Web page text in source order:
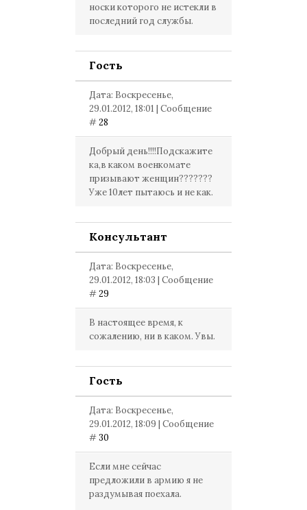
носки которого не истекли в
последний год службы.
Гость
Дата: Воскресенье,
29.01.2012, 18:01 | Сообщение
#28
Добрый день!!!!Подскажите
ка,в каком военкомате
призывают женщин???????
Уже 10лет пытаюсь и не как.
Консультант
Дата: Воскресенье,
29.01.2012, 18:03 | Сообщение
#29
В настоящее время, к
сожалению, ни в каком. Увы.
Гость
Дата: Воскресенье,
29.01.2012, 18:09 | Сообщение
#30
Если мне сейчас
предложили в армию я не
раздумывая поехала.